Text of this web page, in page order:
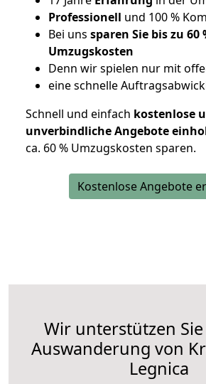
Professionell und 100 %
Bei uns sparen Sie bis zu 60
Umzugskosten
Denn wir spielen nur mit
eine schnelle
Schnell und einfach kostenlose
unverbindliche Angebote
ca. 60 % Umzugskosten sparen.
Kostenlose Angebote
Wir unterstützen
Auswanderung von
Legnica